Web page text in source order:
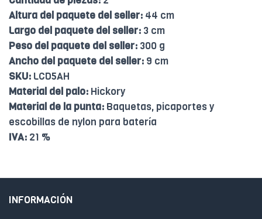
Altura del paquete del seller: 44 cm
Largo del paquete del seller: 3 cm
Peso del paquete del seller: 300 g
Ancho del paquete del seller: 9 cm
SKU: LCD5AH
Material del palo: Hickory
Material de la punta: Baquetas, picaportes y
escobillas de nylon para batería
IVA: 21 %
INFORMACIÓN